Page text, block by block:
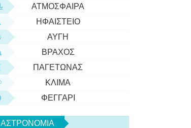
ΑΤΜΌΣΦΑΙΡΑ
ΗΦΑΊΣΤΕΙΟ
ΑΥΓΉ
ΒΡΆΧΟΣ
ΠΑΓΕΤΏΝΑΣ
ΚΛΊΜΑ
ΦΕΓΓΆΡΙ
ΑΣΤΡΟΝΟΜΊΑ